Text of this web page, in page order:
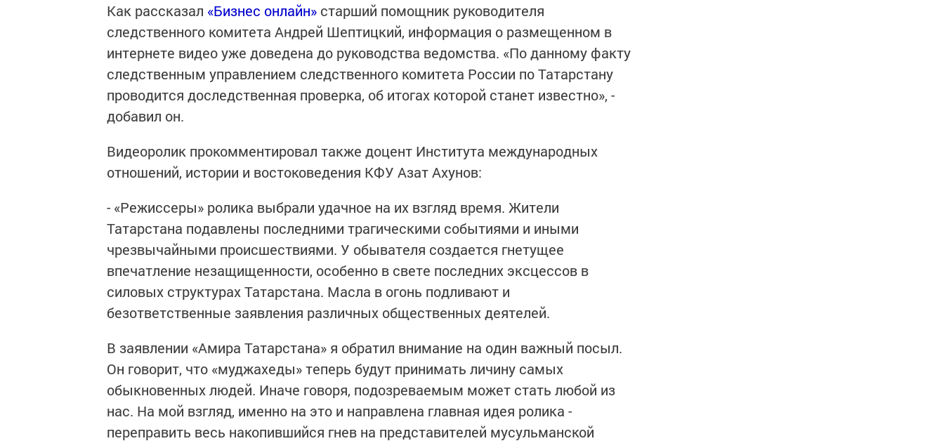
Как рассказал «Бизнес онлайн» старший помощник руководителя
следственного комитета Андрей Шептицкий, информация о размещенном в
интернете видео уже доведена до руководства ведомства. «По данному факту
следственным управлением следственного комитета России по Татарстану
проводится доследственная проверка, об итогах которой станет известно», -
добавил он.
Видеоролик прокомментировал также доцент Института международных
отношений, истории и востоковедения КФУ Азат Ахунов:
- «Режиссеры» ролика выбрали удачное на их взгляд время. Жители
Татарстана подавлены последними трагическими событиями и иными
чрезвычайными происшествиями. У обывателя создается гнетущее
впечатление незащищенности, особенно в свете последних эксцессов в
силовых структурах Татарстана. Масла в огонь подливают и
безответственные заявления различных общественных деятелей.
В заявлении «Амира Татарстана» я обратил внимание на один важный посыл.
Он говорит, что «муджахеды» теперь будут принимать личину самых
обыкновенных людей. Иначе говоря, подозреваемым может стать любой из
нас. На мой взгляд, именно на это и направлена главная идея ролика -
переправить весь накопившийся гнев на представителей мусульманской